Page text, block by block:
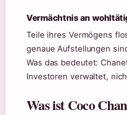
Vermächtnis an
Teile ihres Vermögens
genaue Aufstellungen
Was das bedeutet:
Investoren verwaltet,
Was ist Coco